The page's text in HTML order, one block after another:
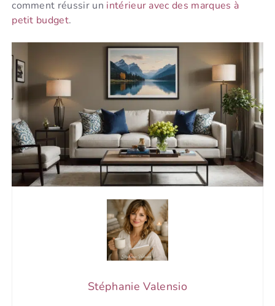
comment réussir un intérieur avec des marques à
petit budget.
Stéphanie Valensio